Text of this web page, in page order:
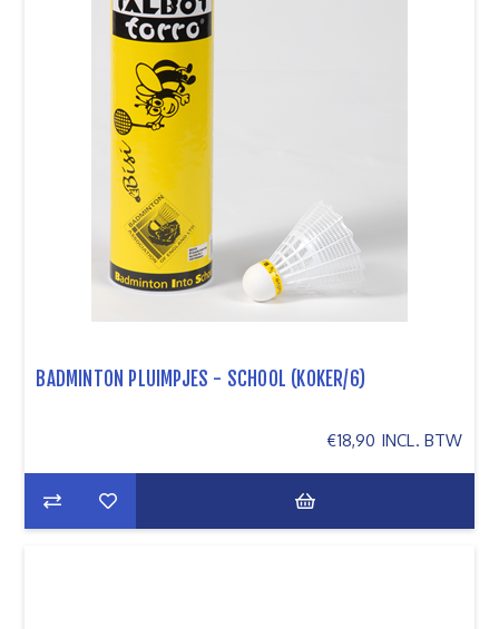
BADMINTON PLUIMPJES - SCHOOL (KOKER/6)
€18,90 INCL. BTW